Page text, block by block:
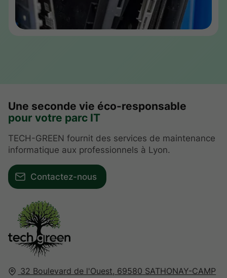
32 Boulevard de l'Ouest, 69580 SATHONAY-CAMP
Une seconde vie éco-responsable
pour votre parc IT
TECH-GREEN fournit des services de maintenance
informatique aux professionnels à Lyon.
Contactez-nous